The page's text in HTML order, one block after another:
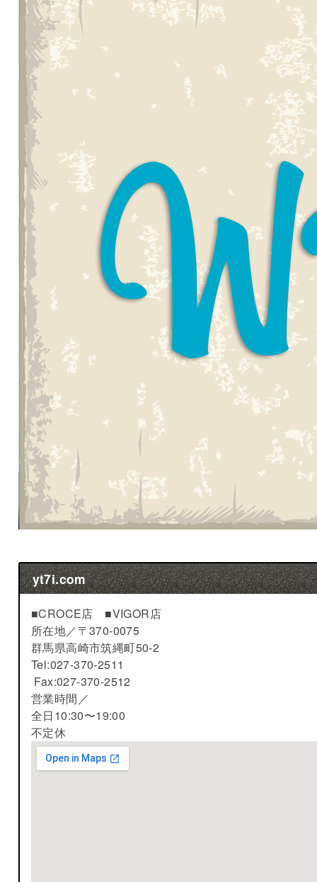
yt7i.com
■CROCE店 ■VIGOR店
所在地／〒370-0075
群馬県高崎市筑縄町50-2
Tel:027-370-2511
Fax:027-370-2512
営業時間／
全日10:30〜19:00
不定休